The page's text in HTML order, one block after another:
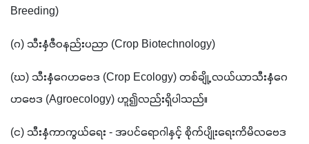
Breeding)
(ဂ) သီးနှံဇီဝနည်းပညာ (Crop Biotechnology)
(ဃ) သီးနှံဂေဟဗေဒ (Crop Ecology) တစ်ချို့ လယ်ယာသီးနှံဂေ
ဟဗေဒ (Agroecology) ဟူ၍လည်းရှိပါသည်။
(င) သီးနှံကာကွယ်ရေး - အပင်ရောဂါနှင့် စိုက်ပျိုးရေးကိမိလဗေဒ